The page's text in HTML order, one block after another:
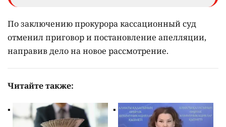
По заключению прокурора кассационный суд
отменил приговор и постановление апелляции,
направив дело на новое рассмотрение.
Читайте также: